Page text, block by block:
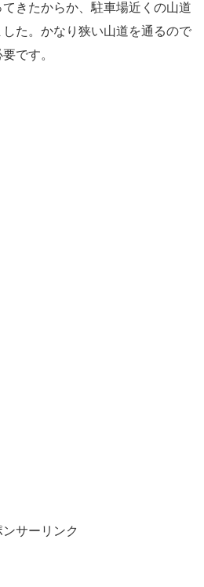
きたからか、駐車場近くの山道
た。かなり狭い山道を通るので
です。
ンサーリンク